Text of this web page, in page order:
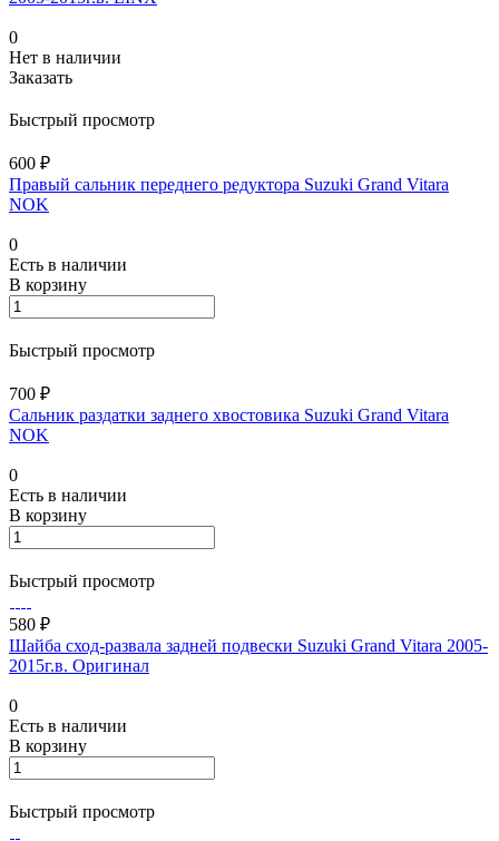
0
Нет в наличии
Заказать
Быстрый просмотр
600 ₽
Правый сальник переднего редуктора Suzuki Grand Vitara
NOK
0
Есть в наличии
В корзину
Быстрый просмотр
700 ₽
Сальник раздатки заднего хвостовика Suzuki Grand Vitara
NOK
0
Есть в наличии
В корзину
Быстрый просмотр
580 ₽
Шайба сход-развала задней подвески Suzuki Grand Vitara 2005-
2015г.в. Оригинал
0
Есть в наличии
В корзину
Быстрый просмотр